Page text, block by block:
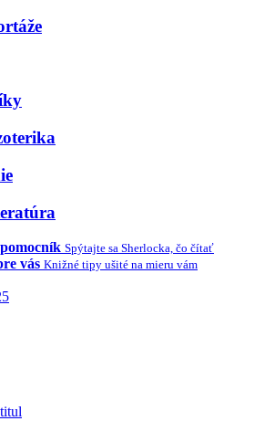
Spýtajte sa Sherlocka, čo čítať
vás Knižné tipy ušité na mieru vám